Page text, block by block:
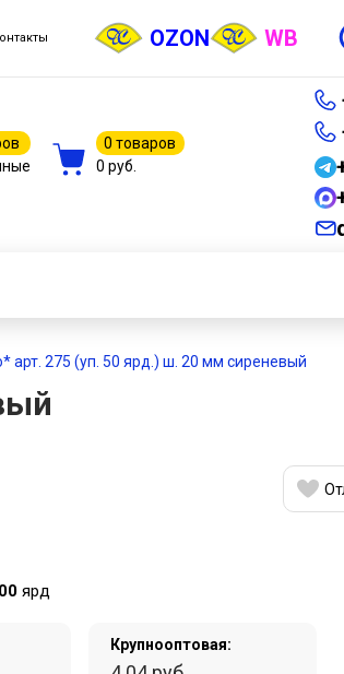
OZON WB
0 товаров
0 руб.
арт. 275 (уп. 50 ярд.) ш. 20 мм сиреневый
ярд
Крупнооптовая: